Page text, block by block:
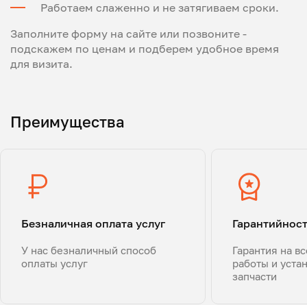
Работаем слаженно и не затягиваем сроки.
Заполните форму на сайте или позвоните -
подскажем по ценам и подберем удобное время
для визита.
Преимущества
Безналичная оплата услуг
У нас безналичный способ
оплаты услуг
Гарантия на
работы и
запчасти